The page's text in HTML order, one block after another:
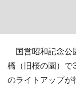
国営昭和記念公
橋（旧桜の園）
のライトアップが